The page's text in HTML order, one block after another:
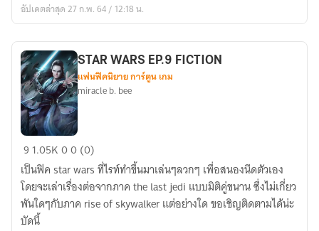
อัปเดตล่าสุด 27 ก.พ. 64 / 12:18 น.
STAR
WARS
EP.9
FICTION
STAR WARS EP.9 FICTION
แฟนฟิคนิยาย การ์ตูน เกม
miracle b. bee
9 1.05K00 (0)
เป็นฟิค star wars ที่ไรท์ทำขึ้นมาเล่นๆลวกๆ เพื่อสนองนีดตัวเอง
โดยจะเล่าเรื่องต่อจากภาค the last jedi แบบมิติคู่ขนาน ซึ่งไม่เกี่ยว
พันใดๆกับภาค rise of skywalker แต่อย่างใด ขอเชิญติดตามได้น่ะ
บัดนี้